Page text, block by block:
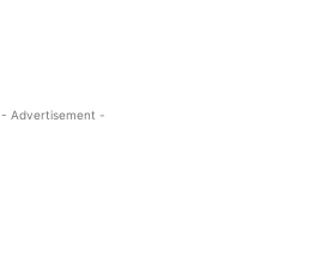
- Advertisement -